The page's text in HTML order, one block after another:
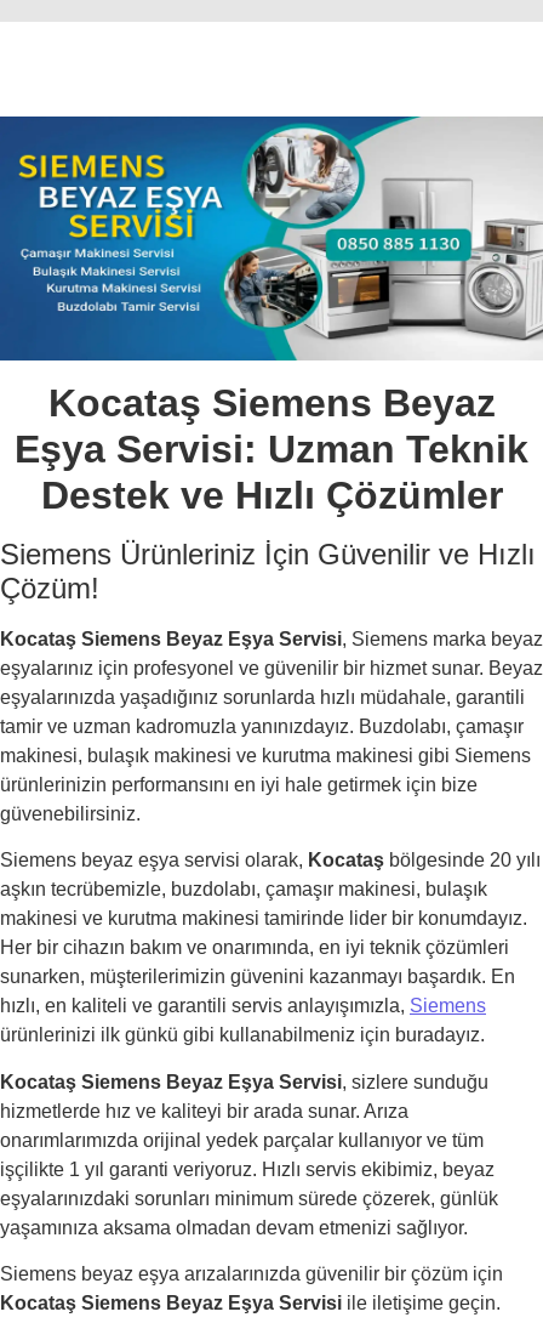
Kocataş Siemens Beyaz
Eşya Servisi: Uzman Teknik
Destek ve Hızlı Çözümler
Siemens Ürünleriniz İçin Güvenilir ve Hızlı
Çözüm!
Kocataş Siemens Beyaz Eşya Servisi, Siemens marka beyaz
eşyalarınız için profesyonel ve güvenilir bir hizmet sunar. Beyaz
eşyalarınızda yaşadığınız sorunlarda hızlı müdahale, garantili
tamir ve uzman kadromuzla yanınızdayız. Buzdolabı, çamaşır
makinesi, bulaşık makinesi ve kurutma makinesi gibi Siemens
ürünlerinizin performansını en iyi hale getirmek için bize
güvenebilirsiniz.
Siemens beyaz eşya servisi olarak, Kocataş bölgesinde 20 yılı
aşkın tecrübemizle, buzdolabı, çamaşır makinesi, bulaşık
makinesi ve kurutma makinesi tamirinde lider bir konumdayız.
Her bir cihazın bakım ve onarımında, en iyi teknik çözümleri
sunarken, müşterilerimizin güvenini kazanmayı başardık. En
hızlı, en kaliteli ve garantili servis anlayışımızla, Siemens
ürünlerinizi ilk günkü gibi kullanabilmeniz için buradayız.
Kocataş Siemens Beyaz Eşya Servisi, sizlere sunduğu
hizmetlerde hız ve kaliteyi bir arada sunar. Arıza
onarımlarımızda orijinal yedek parçalar kullanıyor ve tüm
işçilikte 1 yıl garanti veriyoruz. Hızlı servis ekibimiz, beyaz
eşyalarınızdaki sorunları minimum sürede çözerek, günlük
yaşamınıza aksama olmadan devam etmenizi sağlıyor.
Siemens beyaz eşya arızalarınızda güvenilir bir çözüm için
Kocataş Siemens Beyaz Eşya Servisi ile iletişime geçin.